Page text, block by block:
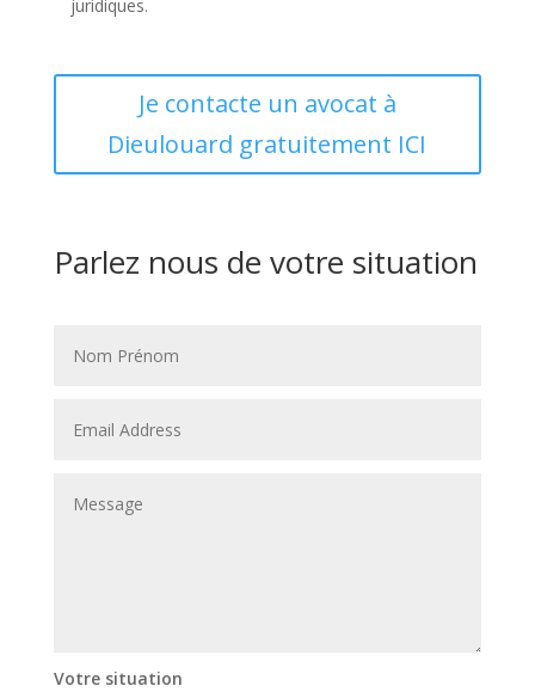
juridiques.
Je contacte un avocat à
Dieulouard gratuitement ICI
Parlez nous de votre situation
Votre situation